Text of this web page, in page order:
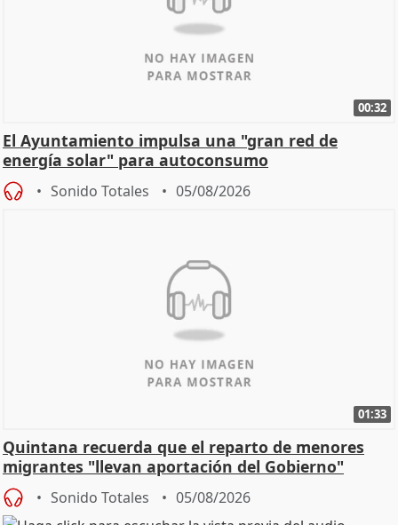
00:32
El Ayuntamiento impulsa una "gran red de
energía solar" para autoconsumo
Sonido Totales 05/08/2026
01:33
Quintana recuerda que el reparto de menores
migrantes "llevan aportación del Gobierno"
central
Sonido Totales 05/08/2026